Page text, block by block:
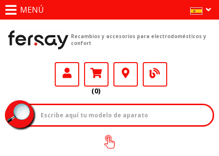
MENÚ
Recambios y accesorios para electrodomésticos y
confort
(0)
¿Cómo encontrar
tu modelo?